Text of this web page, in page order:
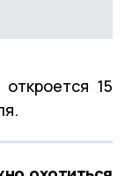
15